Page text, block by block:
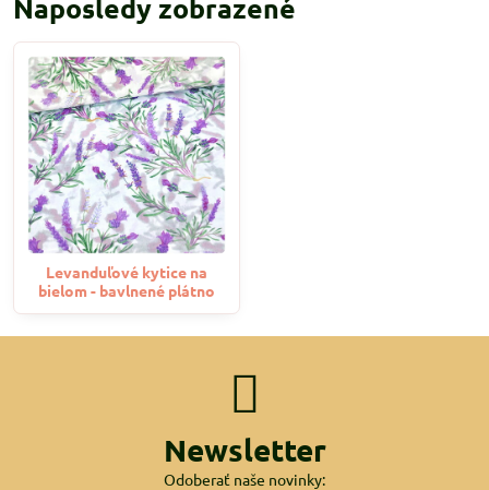
Naposledy zobrazené
Levanduľové kytice na
bielom - bavlnené plátno
Newsletter
Odoberať naše novinky: